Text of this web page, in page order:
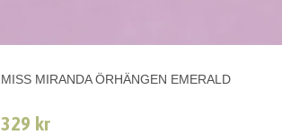
MISS MIRANDA ÖRHÄNGEN EMERALD
329 kr